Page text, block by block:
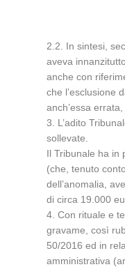
2.2. In sintesi,
aveva
anche con
che l’esclusione
anch’essa
3. L’adito
sollevate.
Il Tribunale ha in
(che, tenuto
dell’anomalia,
di circa 19.000
4. Con rituale e
gravame, così
50/2016 ed in
amministrativa